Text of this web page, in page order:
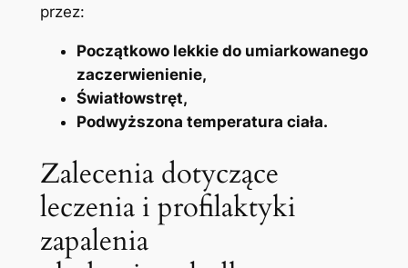
przez:
Początkowo lekkie do umiarkowanego
zaczerwienienie,
Światłowstręt,
Podwyższona temperatura ciała.
Zalecenia⁢ dotyczące
leczenia i profilaktyki
zapalenia